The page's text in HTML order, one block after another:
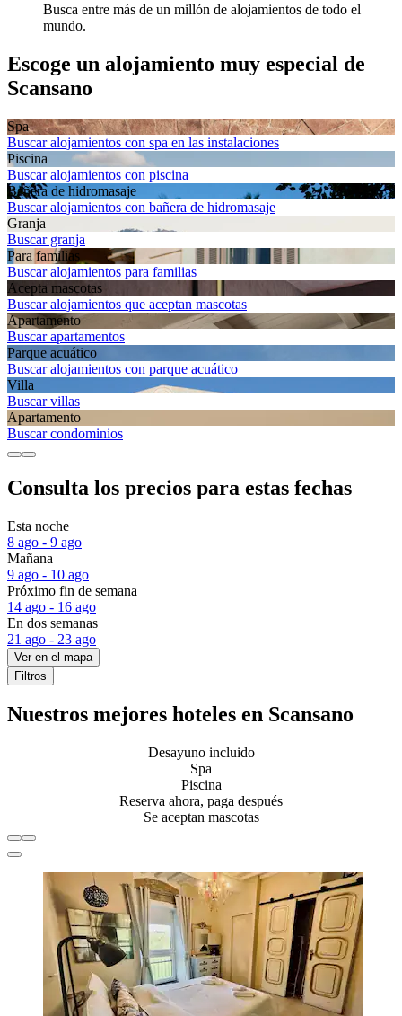
Busca entre más de un millón de alojamientos de todo el
mundo.
Escoge un alojamiento muy especial de
Scansano
Spa
Buscar alojamientos con spa en las instalaciones
Piscina
Buscar alojamientos con piscina
Bañera de hidromasaje
Buscar alojamientos con bañera de hidromasaje
Granja
Buscar granja
Para familias
Buscar alojamientos para familias
Acepta mascotas
Buscar alojamientos que aceptan mascotas
Apartamento
Buscar apartamentos
Parque acuático
Buscar alojamientos con parque acuático
Villa
Buscar villas
Apartamento
Buscar condominios
Consulta los precios para estas fechas
Esta noche
8 ago - 9 ago
Mañana
9 ago - 10 ago
Próximo fin de semana
14 ago - 16 ago
En dos semanas
21 ago - 23 ago
Ver en el mapa
Filtros
Nuestros mejores hoteles en Scansano
Desayuno incluido
Spa
Piscina
Reserva ahora, paga después
Se aceptan mascotas